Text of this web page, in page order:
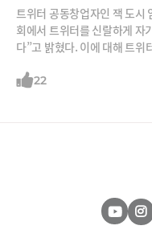
트위터 공동창업자인 잭 도시
회에서 트위터를 신랄하게 자
다”고 밝혔다. 이에 대해 트위
이 가능할까? /사진=이미지비
22